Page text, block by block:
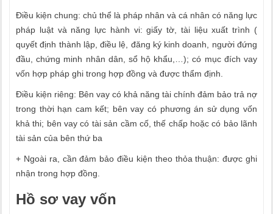
Điều kiện chung: chủ thể là pháp nhân và cá nhân có năng lực
pháp luật và năng lực hành vi: giấy tờ, tài liệu xuất trình (
quyết định thành lập, điều lệ, đăng ký kinh doanh, người đứng
đầu, chứng minh nhân dân, sổ hộ khẩu,…); có mục đích vay
vốn hợp pháp ghi trong hợp đồng và được thẩm định.
Điều kiện riêng: Bên vay có khả năng tài chính đảm bảo trả nợ
trong thời hạn cam kết; bên vay có phương án sử dụng vốn
khả thi; bên vay có tài sản cầm cố, thế chấp hoặc có bảo lãnh
tài sản của bên thứ ba
+ Ngoài ra, cần đảm bảo điều kiện theo thỏa thuận: được ghi
nhận trong hợp đồng.
Hồ sơ vay vốn